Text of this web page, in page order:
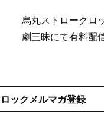
烏丸ストロークロ
劇三昧にて有料配
ックメルマガ登録